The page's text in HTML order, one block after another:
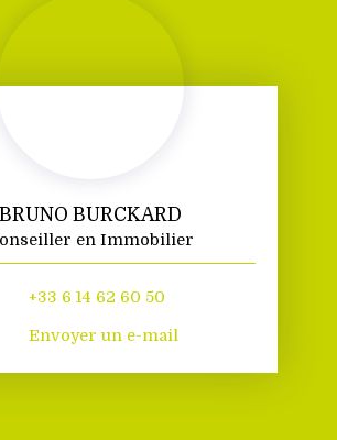
BRUNO BURCKARD
en Immobilier
+33 6 14 62 60 50
Envoyer un e-mail